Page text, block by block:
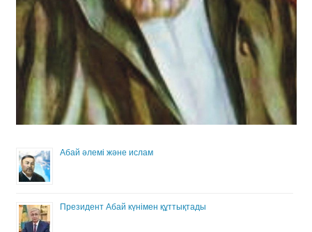
Абай әлемі және ислам
Президент Абай күнімен құттықтады